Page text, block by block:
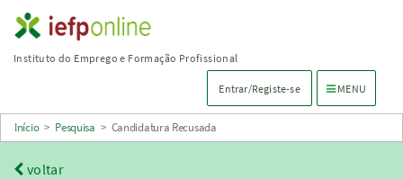
Saltar
para
principal
Instituto do Emprego e Formação Profissional
Entrar/Registe-se Menu de
MENU
Início > Pesquisa > Candidatura Recusada
voltar